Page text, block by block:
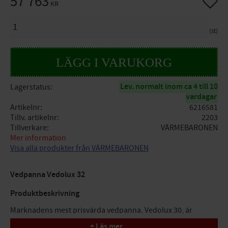
KR
st
Lagerstatus
Lev. normalt inom ca 4 till 10
vardagar
Artikelnr
6216581
Tillv. artikelnr
2203
Tillverkare
VÄRMEBARONEN
Mer information
Visa alla produkter från VÄRMEBARONEN
Vedpanna Vedolux 32
Produktbeskrivning
Marknadens mest prisvärda vedpanna, Vedolux 30, är
tillbaka i helt ny tappning. Testad och godkänd av svenska